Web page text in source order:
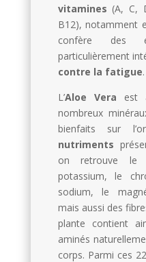
vitamines (A, C,
B12), notamment
confère des
particulièrement
contre la fatigue.
L’Aloe Vera est
nombreux
bienfaits sur
nutriments
on retrouve le
potassium, le
sodium, le
mais aussi des
plante contient
aminés
corps. Parmi ces